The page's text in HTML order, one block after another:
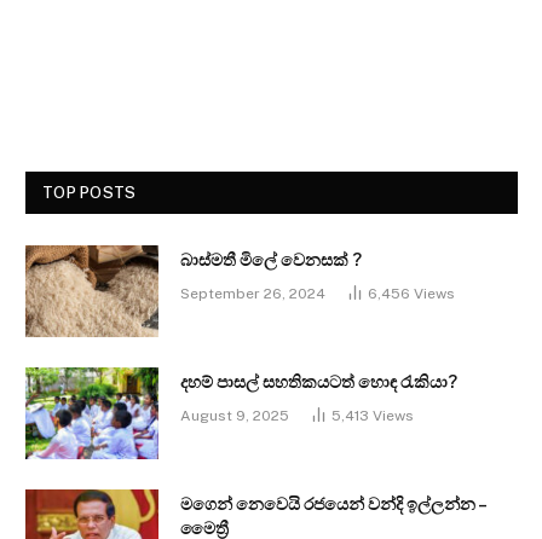
TOP POSTS
බාස්මතී මිලේ වෙනසක් ?
September 26, 2024 6,456 Views
දහම් පාසල් සහතිකයටත් හොඳ රැකියා?
August 9, 2025 5,413 Views
මගෙන් නෙවෙයි රජයෙන් වන්දි ඉල්ලන්න –
මෛත්‍රී